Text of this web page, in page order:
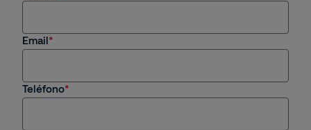
Estoy interesado en una oportunidad de empleo
Email
Teléfono